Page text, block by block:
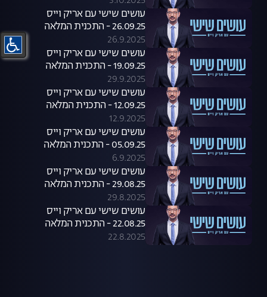
עושים שישי עם אריק וייס
26.09.25 - התכנית המלאה
26.9.2025
עושים שישי עם אריק וייס
19.09.25 - התכנית המלאה
29.9.2025
עושים שישי עם אריק וייס
12.09.25 - התכנית המלאה
12.9.2025
עושים שישי עם אריק וייס
05.09.25 - התכנית המלאה
6.9.2025
עושים שישי עם אריק וייס
29.08.25 - התכנית המלאה
29.8.2025
עושים שישי עם אריק וייס
22.08.25 - התכנית המלאה
22.8.2025